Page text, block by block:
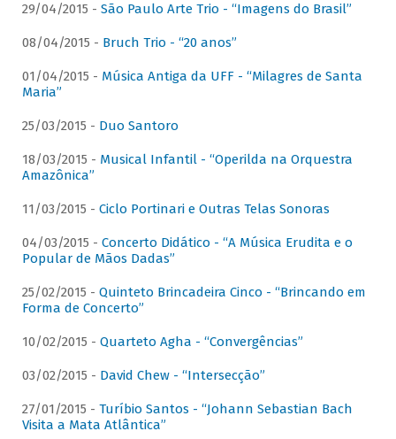
29/04/2015 - São Paulo Arte Trio - “Imagens do Brasil”
08/04/2015 - Bruch Trio - “20 anos”
01/04/2015 - Música Antiga da UFF - “Milagres de Santa
Maria”
25/03/2015 - Duo Santoro
18/03/2015 - Musical Infantil - “Operilda na Orquestra
Amazônica”
11/03/2015 - Ciclo Portinari e Outras Telas Sonoras
04/03/2015 - Concerto Didático - “A Música Erudita e o
Popular de Mãos Dadas”
25/02/2015 - Quinteto Brincadeira Cinco - “Brincando em
Forma de Concerto”
10/02/2015 - Quarteto Agha - “Convergências”
03/02/2015 - David Chew - “Intersecção”
27/01/2015 - Turíbio Santos - “Johann Sebastian Bach
Visita a Mata Atlântica”